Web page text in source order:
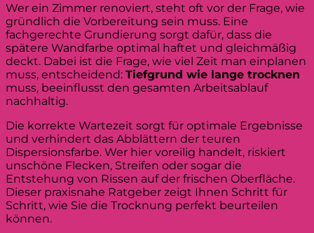
Wer ein Zimmer renoviert, steht oft vor der Frage, wie
gründlich die Vorbereitung sein muss. Eine
fachgerechte Grundierung sorgt dafür, dass die
spätere Wandfarbe optimal haftet und gleichmäßig
deckt. Dabei ist die Frage, wie viel Zeit man einplanen
muss, entscheidend: Tiefgrund wie lange trocknen
muss, beeinflusst den gesamten Arbeitsablauf
nachhaltig.
Die korrekte Wartezeit sorgt für optimale Ergebnisse
und verhindert das Abblättern der teuren
Dispersionsfarbe. Wer hier voreilig handelt, riskiert
unschöne Flecken, Streifen oder sogar die
Entstehung von Rissen auf der frischen Oberfläche.
Dieser praxisnahe Ratgeber zeigt Ihnen Schritt für
Schritt, wie Sie die Trocknung perfekt beurteilen
können.